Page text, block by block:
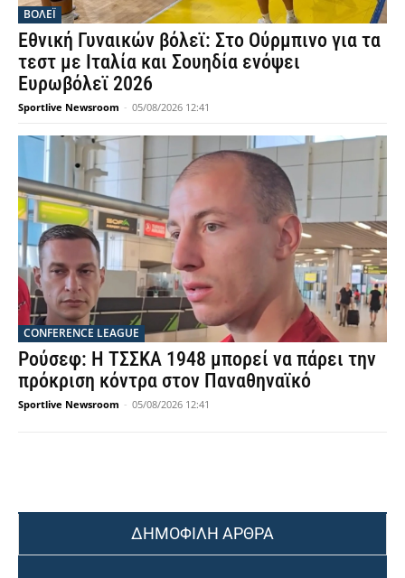
ΒΟΛΕΪ
Εθνική Γυναικών βόλεϊ: Στο Ούρμπινο για τα
τεστ με Ιταλία και Σουηδία ενόψει
Ευρωβόλεϊ 2026
Sportlive Newsroom - 05/08/2026 12:41
CONFERENCE LEAGUE
Ρούσεφ: Η ΤΣΣΚΑ 1948 μπορεί να πάρει την
πρόκριση κόντρα στον Παναθηναϊκό
Sportlive Newsroom - 05/08/2026 12:41
ΔΗΜΟΦΙΛΗ ΑΡΘΡΑ